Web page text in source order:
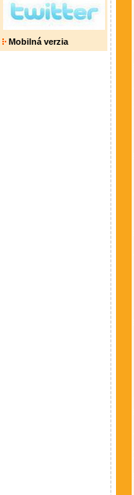
Mobilná verzia